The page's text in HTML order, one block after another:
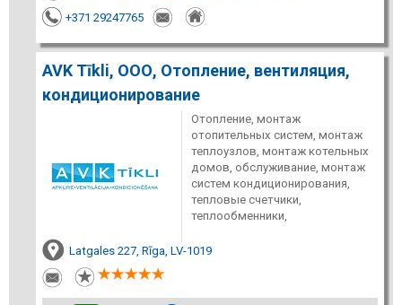
+371 29247765
AVK Tīkli, ООО, Отопление, вентиляция,
кондиционирование
Отопление, монтаж
отопительных систем, монтаж
теплоузлов, монтаж котельных
домов, обслуживание, монтаж
систем кондиционирования,
тепловые счетчики,
теплообменники,
Latgales 227, Rīga, LV-1019